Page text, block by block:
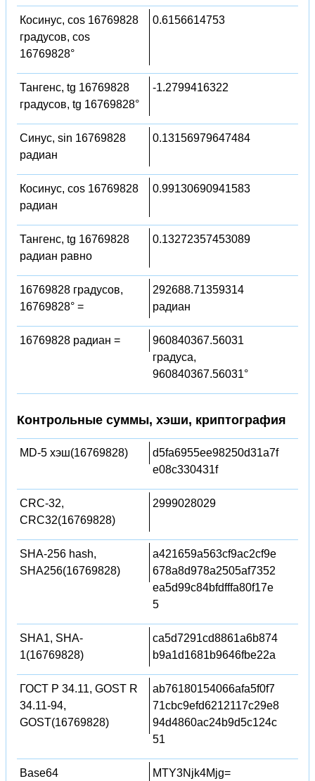
Косинус, cos 16769828
градусов, cos
16769828°
0.6156614753
Тангенс, tg 16769828
градусов, tg 16769828°
-1.2799416322
Синус, sin 16769828
радиан
0.13156979647484
Косинус, cos 16769828
радиан
0.99130690941583
Тангенс, tg 16769828
радиан равно
0.13272357453089
16769828 градусов,
16769828° =
292688.71359314
радиан
16769828 радиан =
960840367.56031
градуса,
960840367.56031°
Контрольные суммы, хэши, криптография
MD-5 хэш(16769828)
d5fa6955ee98250d31a7f
e08c330431f
CRC-32,
CRC32(16769828)
2999028029
SHA-256 hash,
SHA256(16769828)
a421659a563cf9ac2cf9e
678a8d978a2505af7352
ea5d99c84bfdfffa80f17e
5
SHA1, SHA-
1(16769828)
ca5d7291cd8861a6b874
b9a1d1681b9646fbe22a
ГОСТ Р 34.11, GOST R
34.11-94,
GOST(16769828)
ab76180154066afa5f0f7
71cbc9efd6212117c29e8
94d4860ac24b9d5c124c
51
Base64 MTY3Njk4Mjg=